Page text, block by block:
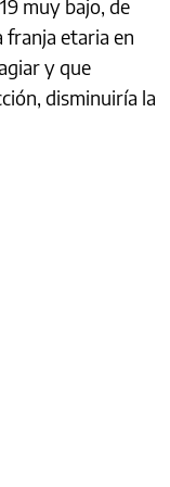
muy bajo, de
franja etaria en
y que
disminuiría la